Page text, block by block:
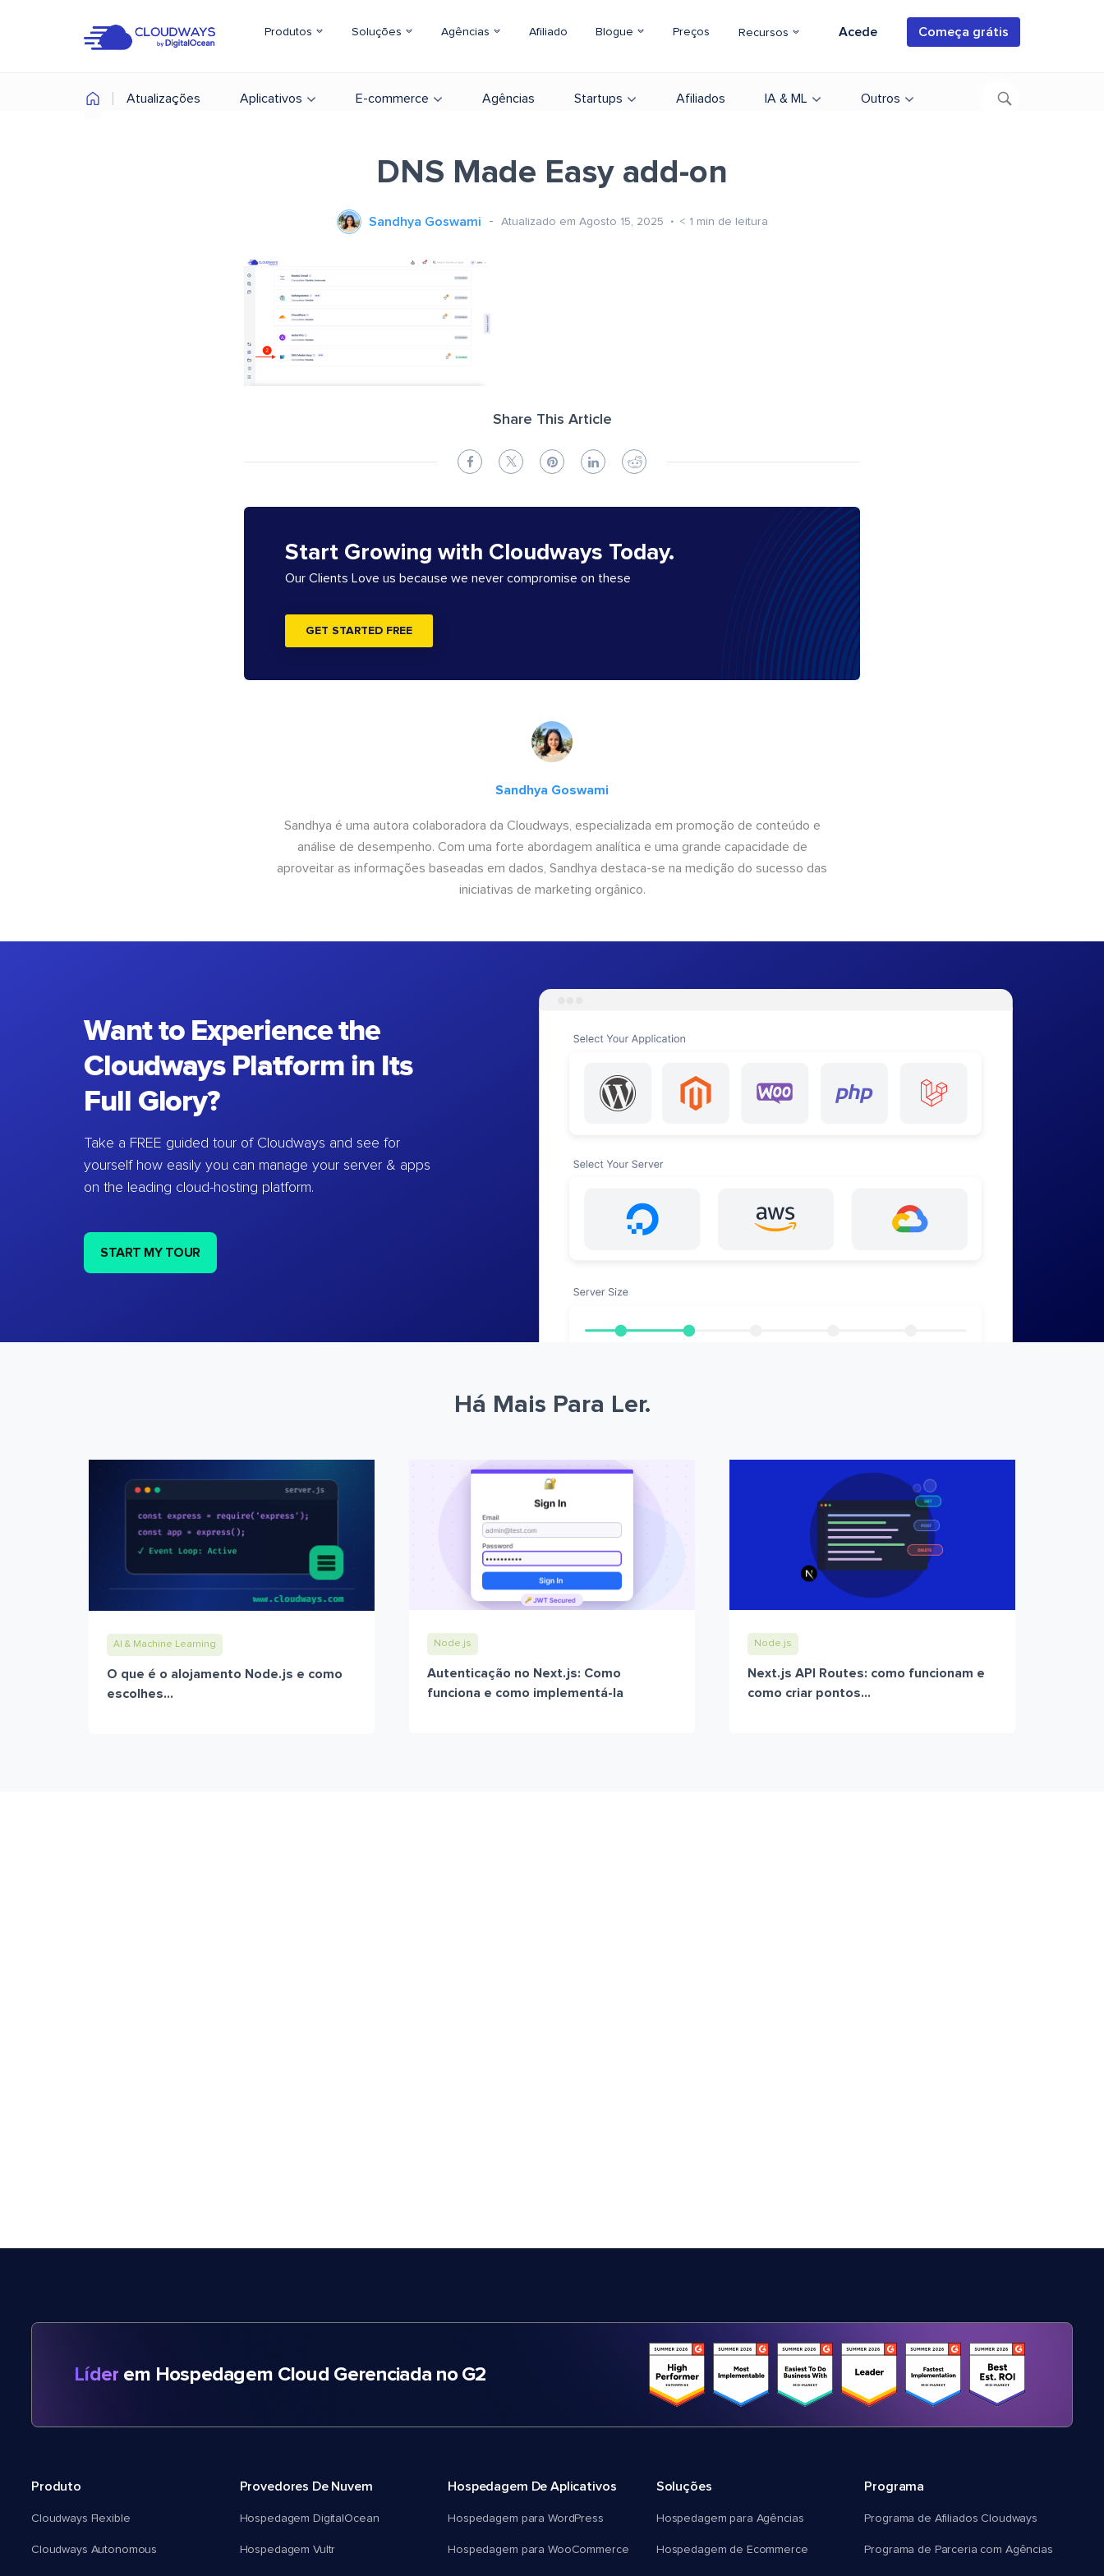
Produtos Soluções Agências Afiliado Blogue Preços Recursos Acede Começa grátis
Atualizações Aplicativos E-commerce Agências Startups Afiliados IA & ML Outros
DNS Made Easy add-on
Sandhya Goswami Atualizado em Agosto 15, 2025 < 1 min de leitura
Share This Article
Start Growing with Cloudways Today.
Our Clients Love us because we never compromise on these
GET STARTED FREE
Sandhya Goswami
Sandhya é uma autora colaboradora da Cloudways, especializada em promoção de conteúdo e
análise de desempenho. Com uma forte abordagem analítica e uma grande capacidade de
aproveitar as informações baseadas em dados, Sandhya destaca-se na medição do sucesso das
iniciativas de marketing orgânico.
Want to Experience the
Cloudways Platform in Its
Full Glory?
Take a FREE guided tour of Cloudways and see for
yourself how easily you can manage your server & apps
on the leading cloud-hosting platform.
START MY TOUR
Há Mais Para Ler.
AI & Machine Learning
O que é o alojamento Node.js e como
escolhes...
Node.js
Autenticação no Next.js: Como
funciona e como implementá-la
Node.js
Next.js API Routes: como funcionam e
como criar pontos...
Líder em Hospedagem Cloud Gerenciada no G2
Produto
Cloudways Flexible
Cloudways Autonomous
Provedores De Nuvem
Hospedagem DigitalOcean
Hospedagem Vultr
Hospedagem De Aplicativos
Hospedagem para WordPress
Hospedagem para WooCommerce
Soluções
Hospedagem para Agências
Hospedagem de Ecommerce
Programa
Programa de Afiliados Cloudways
Programa de Parceria com Agências